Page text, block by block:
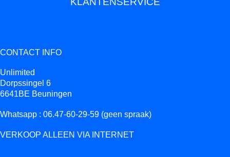
CONTACT INFO
Unlimited
Dorpssingel 6
6641BE Beuningen
Whatsapp : 06.47-60-29-59 (geen spraak)
VERKOOP ALLEEN VIA INTERNET